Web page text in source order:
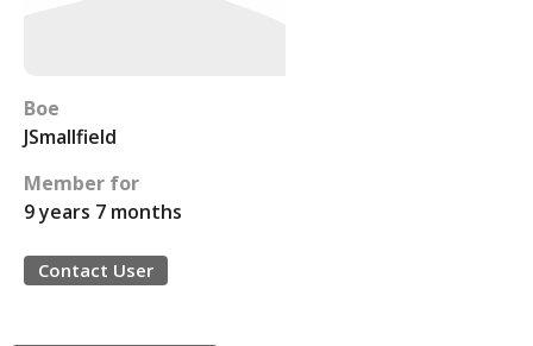
Boe
JSmallfield
Member for
9 years 7 months
Contact User